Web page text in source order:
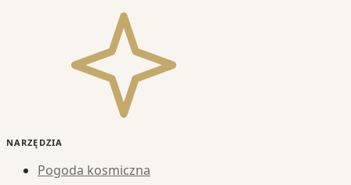
NARZĘDZIA
Pogoda kosmiczna